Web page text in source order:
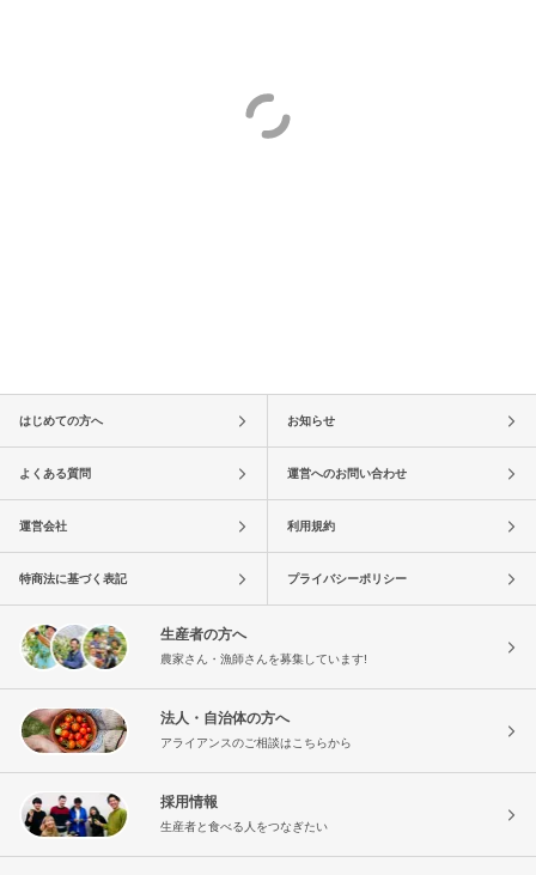
はじめての方へ お知らせ
よくある質問 運営へのお問い合わせ
運営会社 利用規約
特商法に基づく表記 プライバシーポリシー
生産者の方へ
農家さん・漁師さんを募集しています!
法人・自治体の方へ
アライアンスのご相談はこちらから
採用情報
生産者と食べる人をつなぎたい